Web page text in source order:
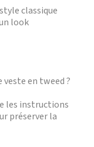
classique
look
en tweed ?
les instructions
préserver la